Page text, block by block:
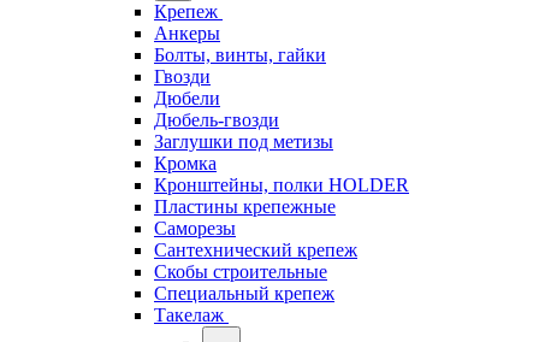
Крепеж
Анкеры
Болты, винты, гайки
Гвозди
Дюбели
Дюбель-гвозди
Заглушки под метизы
Кромка
Кронштейны, полки НОLDER
Пластины крепежные
Саморезы
Сантехнический крепеж
Скобы строительные
Специальный крепеж
Такелаж